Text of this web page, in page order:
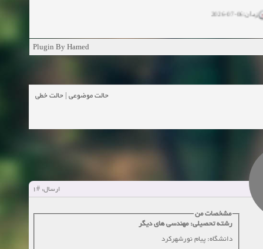
04-2025
زمان:11-11-2024
زمان:10-28-2024
زمان:10-13-2024
Plugin By Hamed
حالت موضوعی حالت خطی
ارسال: #1
مشخصات من
رشته تحصیلی: مهندسی های دیگر
دانشگاه: پیام نورشهرکرد